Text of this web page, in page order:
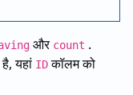
और count .
यहां IDकॉलम को